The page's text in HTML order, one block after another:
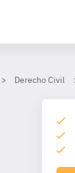
Derecho Civil